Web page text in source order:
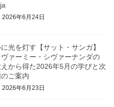
2026年6月24日
光を灯す【サット・サンガ】
ヴァーミー・シヴァーナンダの
から得た2026年5月の学びと次
のご案内
2026年6月23日